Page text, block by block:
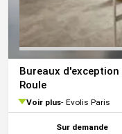
Bureaux
Roule
Voir plus Evolis Paris
Sur demande